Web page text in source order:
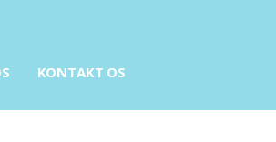
KONTAKT OS